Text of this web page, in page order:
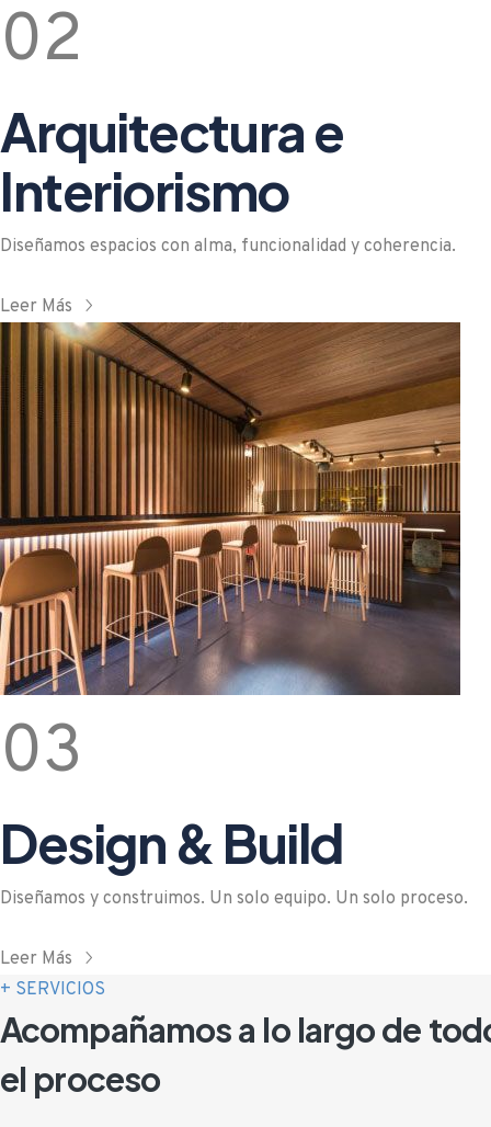
02
Arquitectura e
Interiorismo
Diseñamos espacios con alma, funcionalidad y coherencia.
Leer Más
03
Design & Build
Diseñamos y construimos. Un solo equipo. Un solo proceso.
Leer Más
+ SERVICIOS
Acompañamos a lo largode
el proceso